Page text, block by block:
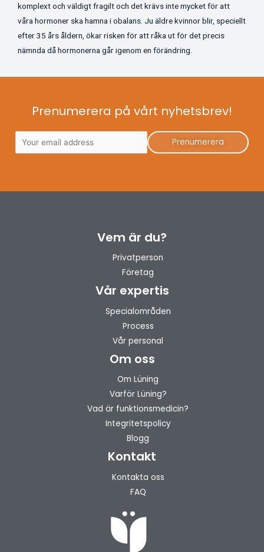
komplext och väldigt fragilt och det krävs inte mycket för att
våra hormoner ska hamna i obalans. Ju äldre kvinnor blir, speciellt
efter 35 års åldern, ökar risken för att råka ut för det precis
nämnda då hormonerna går igenom en förändring.
Prenumerera på vårt nyhetsbrev!
Vem är du?
Privatperson
Företag
Vår expertis
Specialområden
Process
Vår personal
Om oss
Om Lüning
Varför Lüning?
Vad är funktionsmedicin?
Integritetspolicy
Blogg
Kontakt
Kontakta oss
FAQ